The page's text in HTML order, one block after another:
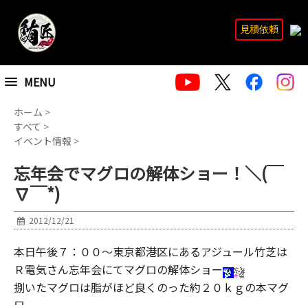
MENU
見積依頼
ホーム >
すべて >
イベント情報 >
忘年会でマグロの解体ショー！＼(￣
∇￣*)
2012/12/21
本日午後７：００～東京都港区にあるアジュール竹芝は
Ｒ電気さん忘年会にてマグロの解体ショー
捌いたマグロは脂がほど良くのった約２０ｋｇの本マグ